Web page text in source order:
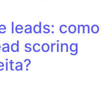
leads: como
scoring